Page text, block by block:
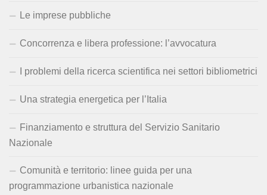
Le imprese pubbliche
Concorrenza e libera professione: l’avvocatura
I problemi della ricerca scientifica nei settori bibliometrici
Una strategia energetica per l’Italia
Finanziamento e struttura del Servizio Sanitario
Nazionale
Comunità e territorio: linee guida per una
programmazione urbanistica nazionale